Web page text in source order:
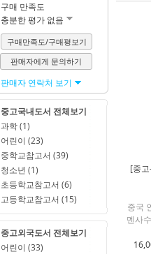
구매 만족도
충분한 평가 없음
구매만족도/구매평보기
판매자에게 문의하기
판매자 연락처 보기
중고국내도서 전체보기
과학 (1)
어린이 (23)
중학교참고서 (39)
청소년 (1)
초등학교참고서 (6)
고등학교참고서 (15)
중고외국도서 전체보기
어린이 (33)
[중
중국
멘사